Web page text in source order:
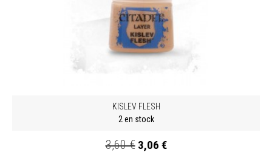
KISLEV FLESH
2 en stock
3,60 € 3,06 €